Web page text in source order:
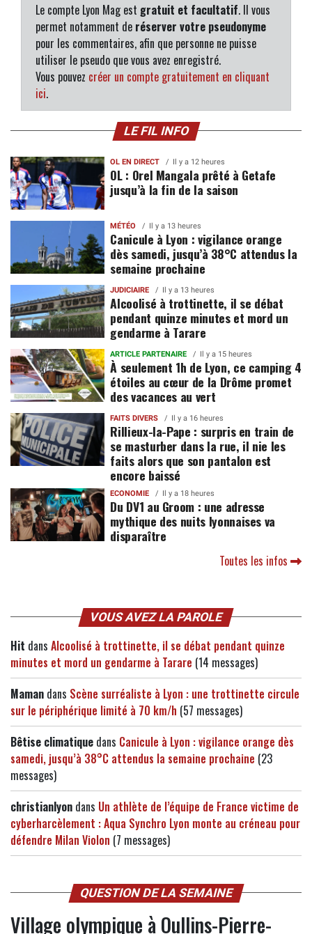
Le compte Lyon Mag est gratuit et facultatif. Il vous
permet notamment de réserver votre pseudonyme
pour les commentaires, afin que personne ne puisse
utiliser le pseudo que vous avez enregistré.
Vous pouvez créer un compte gratuitement en cliquant
ici.
LE FIL INFO
OL EN DIRECT Il y a 12 heures
OL : Orel Mangala prêté à Getafe
jusqu’à la fin de la saison
MÉTÉO Il y a 13 heures
Canicule à Lyon : vigilance orange
dès samedi, jusqu’à 38°C attendus la
semaine prochaine
JUDICIAIRE Il y a 13 heures
Alcoolisé à trottinette, il se débat
pendant quinze minutes et mord un
gendarme à Tarare
ARTICLE PARTENAIRE Il y a 15 heures
À seulement 1h de Lyon, ce camping 4
étoiles au cœur de la Drôme promet
des vacances au vert
FAITS DIVERS Il y a 16 heures
Rillieux-la-Pape : surpris en train de
se masturber dans la rue, il nie les
faits alors que son pantalon est
encore baissé
ECONOMIE Il y a 18 heures
Du DV1 au Groom : une adresse
mythique des nuits lyonnaises va
disparaître
Toutes les infos
VOUS AVEZ LA PAROLE
Hit dans Alcoolisé à trottinette, il se débat pendant quinze
minutes et mord un gendarme à Tarare (14 messages)
Maman dans Scène surréaliste à Lyon : une trottinette circule
sur le périphérique limité à 70 km/h (57 messages)
Bêtise climatique dans Canicule à Lyon : vigilance orange dès
samedi, jusqu’à 38°C attendus la semaine prochaine (23
messages)
christianlyon dans Un athlète de l’équipe de France victime de
cyberharcèlement : Aqua Synchro Lyon monte au créneau pour
défendre Milan Violon (7 messages)
QUESTION DE LA SEMAINE
Village olympique à Oullins-Pierre-